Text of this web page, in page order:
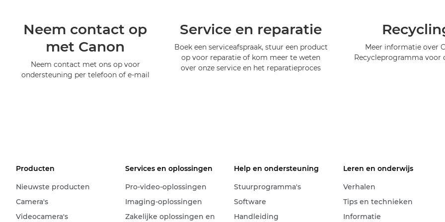
Neem contact op
met Canon
Neem contact met ons op voor
ondersteuning per telefoon of e-mail
Service en reparatie
Boek een serviceafspraak, stuur een product
op voor reparatie of kom meer te weten
over onze service en het reparatieproces
Meer informatie over
Recycleprogramma voor
Producten
Nieuwste producten
Camera's
Videocamera's
Services en oplossingen
Pro-video-oplossingen
Imaging-oplossingen
Zakelijke oplossingen en
Help en ondersteuning
Stuurprogramma's
Software
Handleiding
Leren en onderwijs
Verhalen
Tips en technieken
Informatie